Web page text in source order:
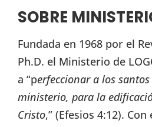
SOBRE
Fundada en 1968 por el
Ph.D. el Ministerio de
a “perfeccionar a los
ministerio, para la
Cristo,” (Efesios 4:12).